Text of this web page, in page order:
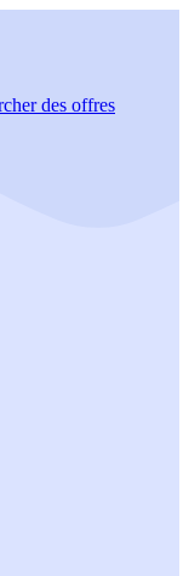
des offres